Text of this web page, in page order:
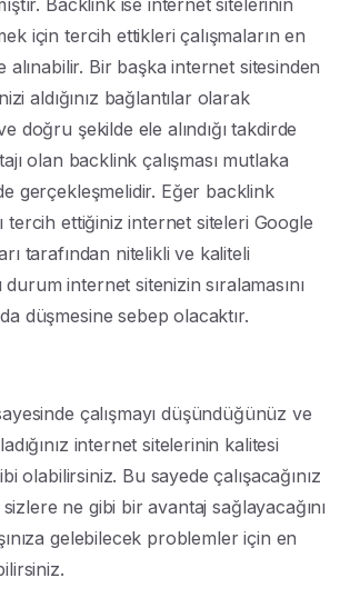
için tercih ettikleri çalışmaların en
alınabilir. Bir başka internet sitesinden
aldığınız bağlantılar olarak
doğru şekilde ele alındığı takdirde
olan backlink çalışması mutlaka
gerçekleşmelidir. Eğer backlink
tercih ettiğiniz internet siteleri Google
tarafından nitelikli ve kaliteli
internet sitenizin sıralamasını
düşmesine sebep olacaktır.
çalışmayı düşündüğünüz ve
internet sitelerinin kalitesi
olabilirsiniz. Bu sayede çalışacağınız
ne gibi bir avantaj sağlayacağını
gelebilecek problemler için en